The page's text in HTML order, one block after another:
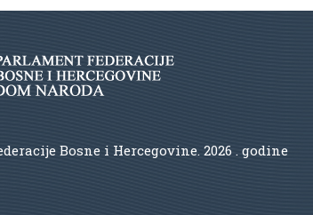
Bosne i Hercegovine.2026 . godine